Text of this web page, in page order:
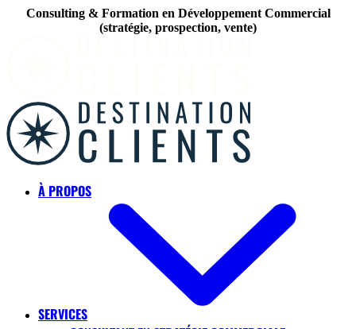
Consulting & Formation en Développement Commercial
(stratégie, prospection, vente)
À PROPOS
SERVICES